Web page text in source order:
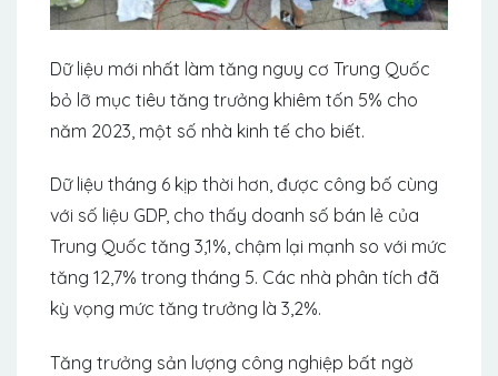
Dữ liệu mới nhất làm tăng nguy cơ Trung Quốc
bỏ lỡ mục tiêu tăng trưởng khiêm tốn 5% cho
năm 2023, một số nhà kinh tế cho biết.
Dữ liệu tháng 6 kịp thời hơn, được công bố cùng
với số liệu GDP, cho thấy doanh số bán lẻ của
Trung Quốc tăng 3,1%, chậm lại mạnh so với mức
tăng 12,7% trong tháng 5. Các nhà phân tích đã
kỳ vọng mức tăng trưởng là 3,2%.
Tăng trưởng sản lượng công nghiệp bất ngờ